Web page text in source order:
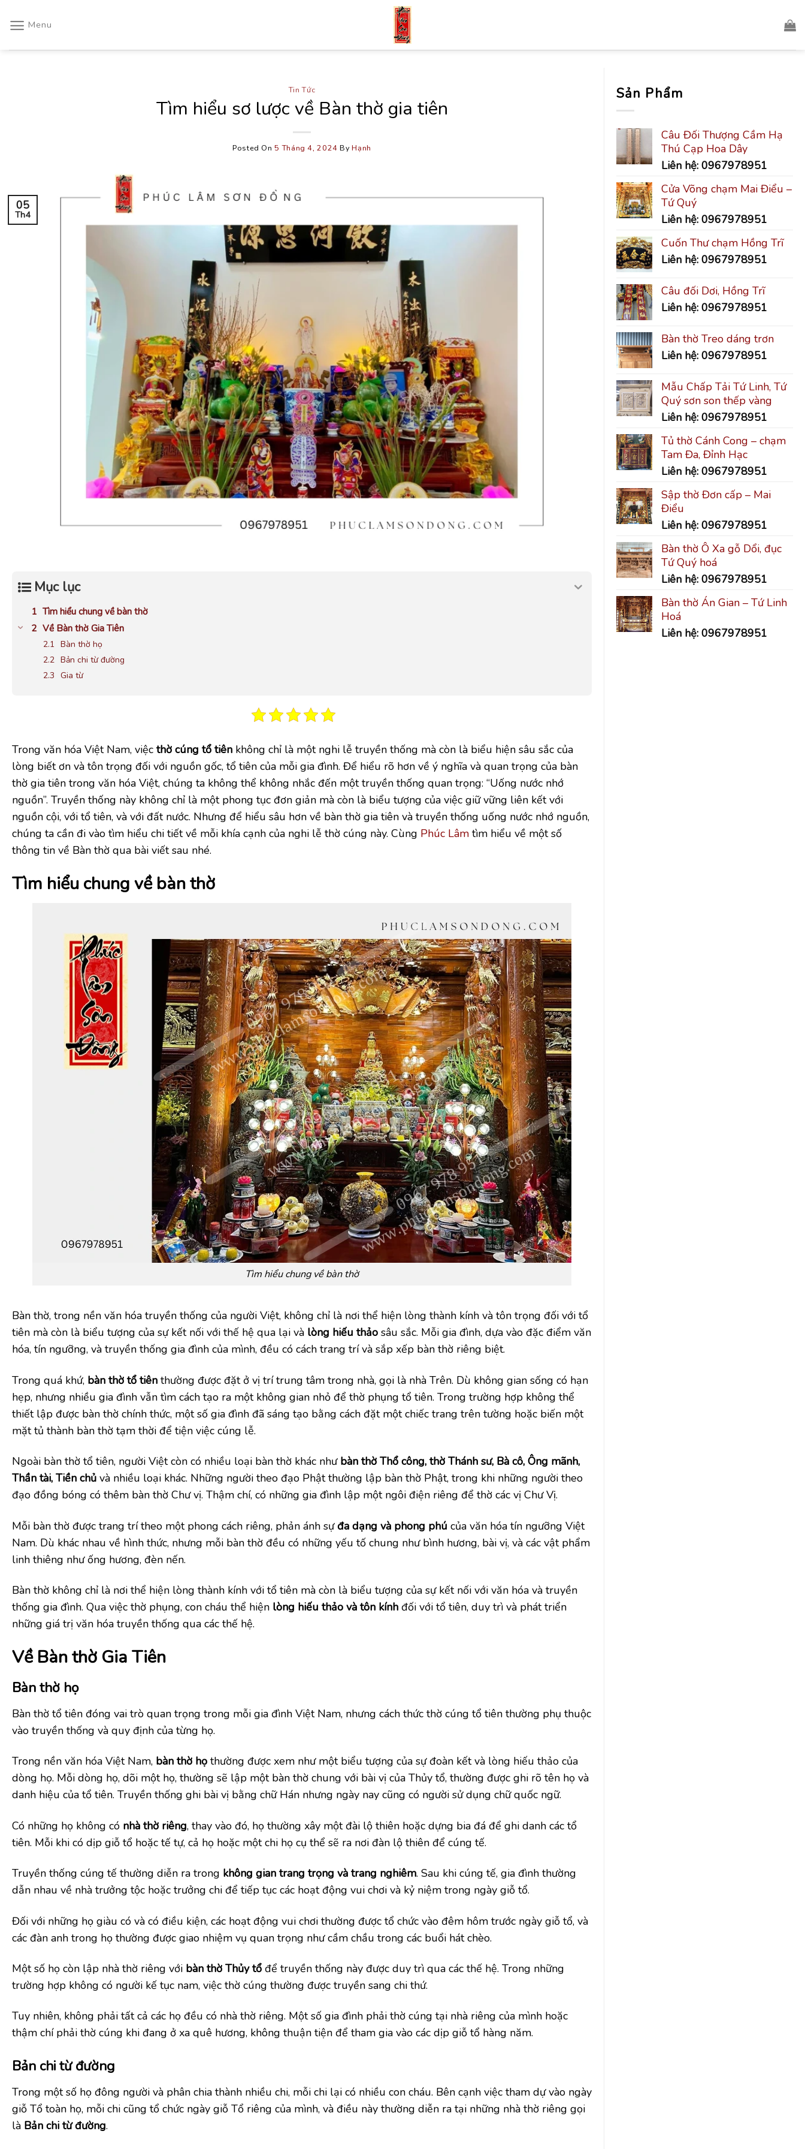
Menu
Tin Tức
Tìm hiểu sơ lược về Bàn thờ gia tiên
Posted On5 Tháng 4, 2024 ByHạnh
05
Th4
Mục lục
Tìm hiểu chung về bàn thờ
Về Bàn thờ Gia Tiên
Bàn thờ họ
Bản chi từ đường
Gia từ
Trong văn hóa Việt Nam, việc thờ cúng tổ tiên không chỉ là một nghi lễ truyền thống mà còn là biểu hiện sâu sắc của
lòng biết ơn và tôn trọng đối với nguồn gốc, tổ tiên của mỗi gia đình. Để hiểu rõ hơn về ý nghĩa và quan trọng của bàn
thờ gia tiên trong văn hóa Việt, chúng ta không thể không nhắc đến một truyền thống quan trọng: “Uống nước nhớ
nguồn”. Truyền thống này không chỉ là một phong tục đơn giản mà còn là biểu tượng của việc giữ vững liên kết với
nguồn cội, với tổ tiên, và với đất nước. Nhưng để hiểu sâu hơn về bàn thờ gia tiên và truyền thống uống nước nhớ nguồn,
chúng ta cần đi vào tìm hiểu chi tiết về mỗi khía cạnh của nghi lễ thờ cúng này. Cùng Phúc Lâm tìm hiểu về một số
thông tin về Bàn thờ qua bài viết sau nhé.
Tìm hiểu chung về bàn thờ
Tìm hiểu chung về bàn thờ
Bàn thờ, trong nền văn hóa truyền thống của người Việt, không chỉ là nơi thể hiện lòng thành kính và tôn trọng đối với tổ
tiên mà còn là biểu tượng của sự kết nối với thế hệ qua lại và lòng hiếu thảo sâu sắc. Mỗi gia đình, dựa vào đặc điểm văn
hóa, tín ngưỡng, và truyền thống gia đình của mình, đều có cách trang trí và sắp xếp bàn thờ riêng biệt.
Trong quá khứ, bàn thờ tổ tiên thường được đặt ở vị trí trung tâm trong nhà, gọi là nhà Trên. Dù không gian sống có hạn
hẹp, nhưng nhiều gia đình vẫn tìm cách tạo ra một không gian nhỏ để thờ phụng tổ tiên. Trong trường hợp không thể
thiết lập được bàn thờ chính thức, một số gia đình đã sáng tạo bằng cách đặt một chiếc trang trên tường hoặc biến một
mặt tủ thành bàn thờ tạm thời để tiện việc cúng lễ.
Ngoài bàn thờ tổ tiên, người Việt còn có nhiều loại bàn thờ khác như bàn thờ Thổ công, thờ Thánh sư, Bà cô, Ông mãnh,
Thần tài, Tiền chủ và nhiều loại khác. Những người theo đạo Phật thường lập bàn thờ Phật, trong khi những người theo
đạo đồng bóng có thêm bàn thờ Chư vị. Thậm chí, có những gia đình lập một ngôi điện riêng để thờ các vị Chư Vị.
Mỗi bàn thờ được trang trí theo một phong cách riêng, phản ánh sựđa dạng và phong phú của văn hóa tín ngưỡng Việt
Nam. Dù khác nhau về hình thức, nhưng mỗi bàn thờ đều có những yếu tố chung như bình hương, bài vị, và các vật phẩm
linh thiêng như ống hương, đèn nến.
Bàn thờ không chỉ là nơi thể hiện lòng thành kính với tổ tiên mà còn là biểu tượng của sự kết nối với văn hóa và truyền
thống gia đình. Qua việc thờ phụng, con cháu thể hiện lòng hiếu thảo và tôn kính đối với tổ tiên, duy trì và phát triển
những giá trị văn hóa truyền thống qua các thế hệ.
Về Bàn thờ Gia Tiên
Bàn thờ họ
Bàn thờ tổ tiên đóng vai trò quan trọng trong mỗi gia đình Việt Nam, nhưng cách thức thờ cúng tổ tiên thường phụ thuộc
vào truyền thống và quy định của từng họ.
Trong nền văn hóa Việt Nam, bàn thờ họ thường được xem như một biểu tượng của sự đoàn kết và lòng hiếu thảo của
dòng họ. Mỗi dòng họ, dõi một họ, thường sẽ lập một bàn thờ chung với bài vị của Thủy tổ, thường được ghi rõ tên họ và
danh hiệu của tổ tiên. Truyền thống ghi bài vị bằng chữ Hán nhưng ngày nay cũng có người sử dụng chữ quốc ngữ.
Có những họ không có nhà thờ riêng, thay vào đó, họ thường xây một đài lộ thiên hoặc dựng bia đá để ghi danh các tổ
tiên. Mỗi khi có dịp giỗ tổ hoặc tế tự, cả họ hoặc một chi họ cụ thể sẽ ra nơi đàn lộ thiên để cúng tế.
Truyền thống cúng tế thường diễn ra trong không gian trang trọng và trang nghiêm. Sau khi cúng tế, gia đình thường
dẫn nhau về nhà trưởng tộc hoặc trưởng chi để tiếp tục các hoạt động vui chơi và kỷ niệm trong ngày giỗ tổ.
Đối với những họ giàu có và có điều kiện, các hoạt động vui chơi thường được tổ chức vào đêm hôm trước ngày giỗ tổ, và
các đàn anh trong họ thường được giao nhiệm vụ quan trọng như cầm chầu trong các buổi hát chèo.
Một số họ còn lập nhà thờ riêng với bàn thờ Thủy tổ để truyền thống này được duy trì qua các thế hệ. Trong những
trường hợp không có người kế tục nam, việc thờ cúng thường được truyền sang chi thứ.
Tuy nhiên, không phải tất cả các họ đều có nhà thờ riêng. Một số gia đình phải thờ cúng tại nhà riêng của mình hoặc
thậm chí phải thờ cúng khi đang ở xa quê hương, không thuận tiện để tham gia vào các dịp giỗ tổ hàng năm.
Bản chi từ đường
Trong một số họ đông người và phân chia thành nhiều chi, mỗi chi lại có nhiều con cháu. Bên cạnh việc tham dự vào ngày
giỗ Tổ toàn họ, mỗi chi cũng tổ chức ngày giỗ Tổ riêng của mình, và điều này thường diễn ra tại những nhà thờ riêng gọi
là Bản chi từ đường.
Sản Phẩm
Câu Đối Thượng Cầm Hạ
Thú Cạp Hoa Dây
Liên hệ: 0967978951
Cửa Võng chạm Mai Điểu –
Tứ Quý
Liên hệ: 0967978951
Cuốn Thư chạm Hồng Trĩ
Liên hệ: 0967978951
Câu đối Dơi, Hồng Trĩ
Liên hệ: 0967978951
Bàn thờ Treo dáng trơn
Liên hệ: 0967978951
Mẫu Chấp Tải Tứ Linh, Tứ
Quý sơn son thếp vàng
Liên hệ: 0967978951
Tủ thờ Cánh Cong – chạm
Tam Đa, Đỉnh Hạc
Liên hệ: 0967978951
Sập thờ Đơn cấp – Mai
Điểu
Liên hệ: 0967978951
Bàn thờ Ô Xa gỗ Dổi, đục
Tứ Quý hoá
Liên hệ: 0967978951
Bàn thờ Án Gian – Tứ Linh
Hoá
Liên hệ: 0967978951